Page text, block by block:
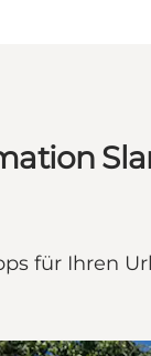
für Ihren